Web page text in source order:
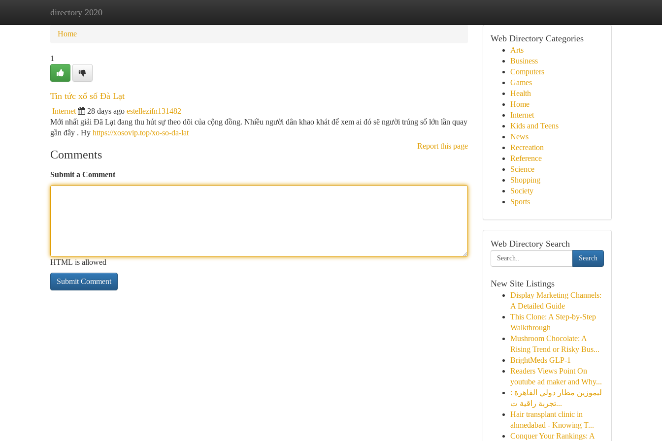
directory 2020
Home New Site Listings
Home
1
Tin tức xổ số Đà Lạt
Internet 28 days ago estellezifn131482
Mới nhất giải Đã Lạt đang thu hút sự theo dõi của cộng đồng. Nhiều người dân khao khát để xem ai đó sẽ người trúng số lớn lần quay
gần đây . Hy https://xosovip.top/xo-so-da-lat
Report this page
Comments
Submit a Comment
HTML is allowed
Web Directory Categories
Arts
Business
Computers
Games
Health
Home
Internet
Kids and Teens
News
Recreation
Reference
Science
Shopping
Society
Sports
Web Directory Search
Search
New Site Listings
Display Marketing Channels:
A Detailed Guide
This Clone: A Step-by-Step
Walkthrough
Mushroom Chocolate: A
Rising Trend or Risky Bus...
BrightMeds GLP-1
Readers Views Point On
youtube ad maker and Why...
ليموزين مطار دولي القاهرة :
تجربة راقية ت...
Hair transplant clinic in
ahmedabad - Knowing T...
Conquer Your Rankings: A